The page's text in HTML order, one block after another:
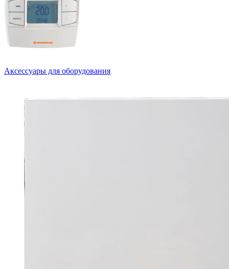
Аксессуары для оборудования